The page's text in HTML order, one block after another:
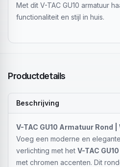
Met dit V-TAC GU10 armatuur
functionaliteit en stijl in huis.
Productdetails
Beschrijving
V-TAC GU10 Armatuur Rond
Voeg een moderne en
verlichting met het V-TAC
met chromen accenten. Dit